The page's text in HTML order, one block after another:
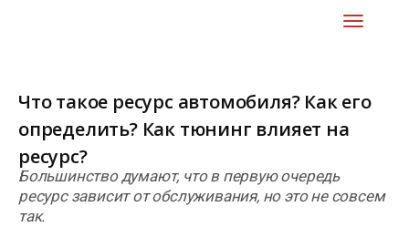
Что такое ресурс автомобиля? Как его
определить? Как тюнинг влияет на
ресурс?
Большинство думают, что в первую очередь
ресурс зависит от обслуживания, но это не совсем
так.